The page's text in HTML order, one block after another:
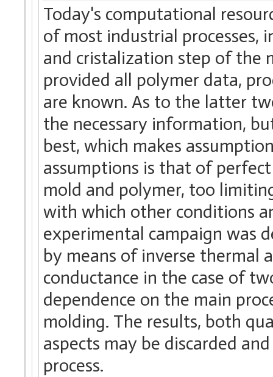
Today's computational
of most industrial processes,
and cristalization step of the
provided all polymer data,
are known. As to the latter
the necessary information,
best, which makes
assumptions is that of
mold and polymer, too
with which other conditions
experimental campaign was
by means of inverse thermal
conductance in the case of
dependence on the main
molding. The results, both
aspects may be discarded
process.